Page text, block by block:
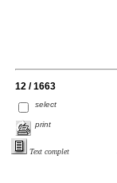
12 / 1663
select
print
Text complet